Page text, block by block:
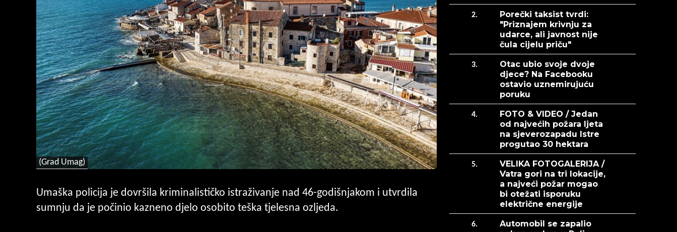
(Grad Umag)
Umaška policija je dovršila kriminalističko istraživanje nad 46-godišnjakom i utvrdila
sumnju da je počinio kazneno djelo osobito teška tjelesna ozljeda.
2.
Porečki taksist tvrdi:
"Priznajem krivnju za
udarce, ali javnost nije
čula cijelu priču"
3.
Otac ubio svoje dvoje
djece? Na Facebooku
ostavio uznemirujuću
poruku
4.
FOTO & VIDEO / Jedan
od najvećih požara ljeta
na sjeverozapadu Istre
progutao 30 hektara
5.
VELIKA FOTOGALERIJA /
Vatra gori na tri lokacije,
a najveći požar mogao
bi otežati isporuku
električne energije
6.
Automobil se zapalio